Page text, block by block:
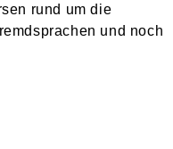
rund um die
und noch